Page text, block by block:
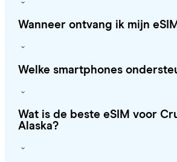
Wanneer ontvang ik mijn
Welke smartphones
Wat is de beste eSIM voor
Alaska?